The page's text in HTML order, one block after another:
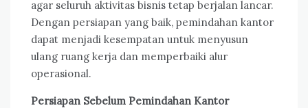
agar seluruh aktivitas bisnis tetap berjalan lancar.
Dengan persiapan yang baik, pemindahan kantor
dapat menjadi kesempatan untuk menyusun
ulang ruang kerja dan memperbaiki alur
operasional.
Persiapan Sebelum Pemindahan Kantor